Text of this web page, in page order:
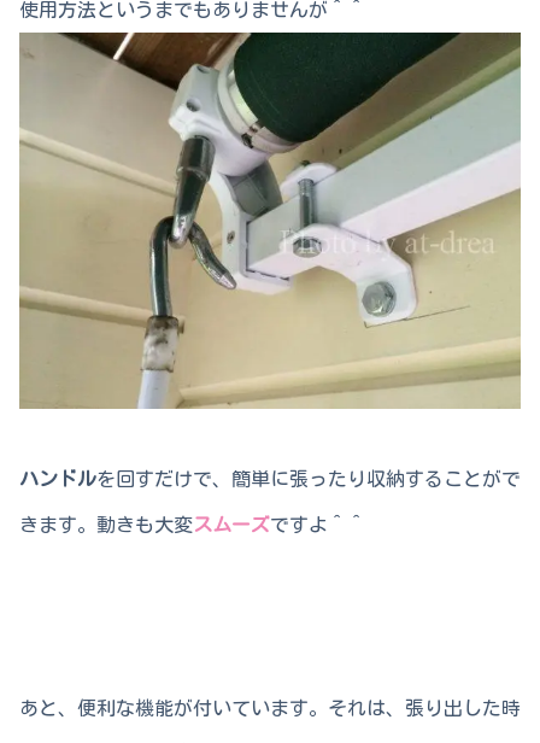
使用方法というまでもありませんが＾＾
ハンドルを回すだけで、簡単に張ったり収納することがで
きます。動きも大変スムーズですよ＾＾
あと、便利な機能が付いています。それは、張り出した時